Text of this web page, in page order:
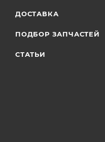
ДОСТАВКА
ПОДБОР ЗАПЧАСТЕЙ
СТАТЬИ